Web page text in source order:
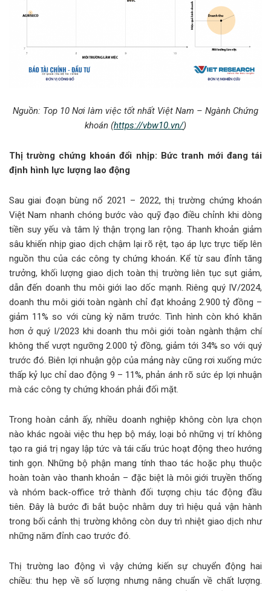
Nguồn: Top 10 Nơi làm việc tốt nhất Việt Nam – Ngành Chứng
khoán (https://vbw10.vn/)
Thị trường chứng khoán đổi nhịp: Bức tranh mới đang tái
định hình lực lượng lao động
Sau giai đoạn bùng nổ 2021 – 2022, thị trường chứng khoán
Việt Nam nhanh chóng bước vào quỹ đạo điều chỉnh khi dòng
tiền suy yếu và tâm lý thận trọng lan rộng. Thanh khoản giảm
sâu khiến nhịp giao dịch chậm lại rõ rệt, tạo áp lực trực tiếp lên
nguồn thu của các công ty chứng khoán. Kể từ sau đỉnh tăng
trưởng, khối lượng giao dịch toàn thị trường liên tục sụt giảm,
dẫn đến doanh thu môi giới lao dốc mạnh. Riêng quý IV/2024,
doanh thu môi giới toàn ngành chỉ đạt khoảng 2.900 tỷ đồng –
giảm 11% so với cùng kỳ năm trước. Tình hình còn khó khăn
hơn ở quý I/2023 khi doanh thu môi giới toàn ngành thậm chí
không thể vượt ngưỡng 2.000 tỷ đồng, giảm tới 34% so với quý
trước đó. Biên lợi nhuận gộp của mảng này cũng rơi xuống mức
thấp kỷ lục chỉ dao động 9 – 11%, phản ánh rõ sức ép lợi nhuận
mà các công ty chứng khoán phải đối mặt.
Trong hoàn cảnh ấy, nhiều doanh nghiệp không còn lựa chọn
nào khác ngoài việc thu hẹp bộ máy, loại bỏ những vị trí không
tạo ra giá trị ngay lập tức và tái cấu trúc hoạt động theo hướng
tinh gọn. Những bộ phận mang tính thao tác hoặc phụ thuộc
hoàn toàn vào thanh khoản – đặc biệt là môi giới truyền thống
và nhóm back-office trở thành đối tượng chịu tác động đầu
tiên. Đây là bước đi bắt buộc nhằm duy trì hiệu quả vận hành
trong bối cảnh thị trường không còn duy trì nhiệt giao dịch như
những năm đỉnh cao trước đó.
Thị trường lao động vì vậy chứng kiến sự chuyển động hai
chiều: thu hẹp về số lượng nhưng nâng chuẩn về chất lượng.